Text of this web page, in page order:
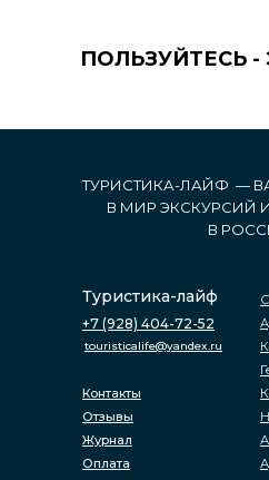
ПОЛЬЗУЙТЕСЬ
ТУРИСТИКА-ЛАЙФ —
В МИР ЭКСКУРСИЙ
В
Туристика-лайф
Контакты
Отзывы
Журнал
+7 (928) 404-72-52
touristicalife@yandex.ru
Оплата